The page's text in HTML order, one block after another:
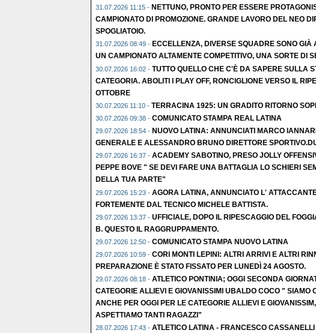
31.07.2026 11:15 - NETTUNO, PRONTO PER ESSERE
CAMPIONATO DI PROMOZIONE. GRANDE LAVORO DEL NEO
SPOGLIATOIO.
31.07.2026 08:49 - ECCELLENZA, DIVERSE SQUADRE SONO GIÀ
UN CAMPIONATO ALTAMENTE COMPETITIVO, UNA SORTE DI
30.07.2026 16:02 - TUTTO QUELLO CHE C'È DA SAPERE SULLA
CATEGORIA. ABOLITI I PLAY OFF, RONCIGLIONE VERSO IL
OTTOBRE
30.07.2026 11:10 - TERRACINA 1925: UN GRADITO RITORNO
30.07.2026 09:38 - COMUNICATO STAMPA REAL LATINA
29.07.2026 18:54 - NUOVO LATINA: ANNUNCIATI MARCO
GENERALE E ALESSANDRO BRUNO DIRETTORE
29.07.2026 16:37 - ACADEMY SABOTINO, PRESO JOLLY
PEPPE BOVE " SE DEVI FARE UNA BATTAGLIA LO SCHIERI
DELLA TUA PARTE"
29.07.2026 15:23 - AGORA LATINA, ANNUNCIATO L'
FORTEMENTE DAL TECNICO MICHELE BATTISTA.
29.07.2026 13:37 - UFFICIALE, DOPO IL RIPESCAGGIO DEL
B. QUESTO IL RAGGRUPPAMENTO.
29.07.2026 12:50 - COMUNICATO STAMPA NUOVO LATINA
29.07.2026 10:59 - CORI MONTI LEPINI: ALTRI ARRIVI E ALTRI
PREPARAZIONE È STATO FISSATO PER LUNEDÌ 24 AGOSTO.
29.07.2026 08:18 - ATLETICO PONTINIA; OGGI SECONDA
CATEGORIE ALLIEVI E GIOVANISSIMI UBALDO COCO " SIAMO
ANCHE PER OGGI PER LE CATEGORIE ALLIEVI E
ASPETTIAMO TANTI RAGAZZI"
28.07.2026 17:43 - ATLETICO LATINA - FRANCESCO